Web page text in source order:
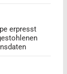
erpresst